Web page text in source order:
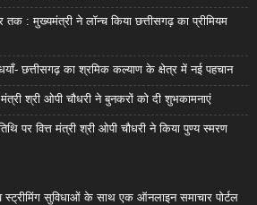
: मुख्यमंत्री ने लॉन्च किया छत्तीसगढ़ का प्रीमियम
छत्तीसगढ़ का श्रमिक कल्याण के क्षेत्र में नई पहचान
मंत्री श्री ओपी चौधरी ने बुनकरों को दी शुभकामनाएं
पर वित्त मंत्री श्री ओपी चौधरी ने किया पुण्य स्मरण
सुविधाओं के साथ एक ऑनलाइन समाचार पोर्टल